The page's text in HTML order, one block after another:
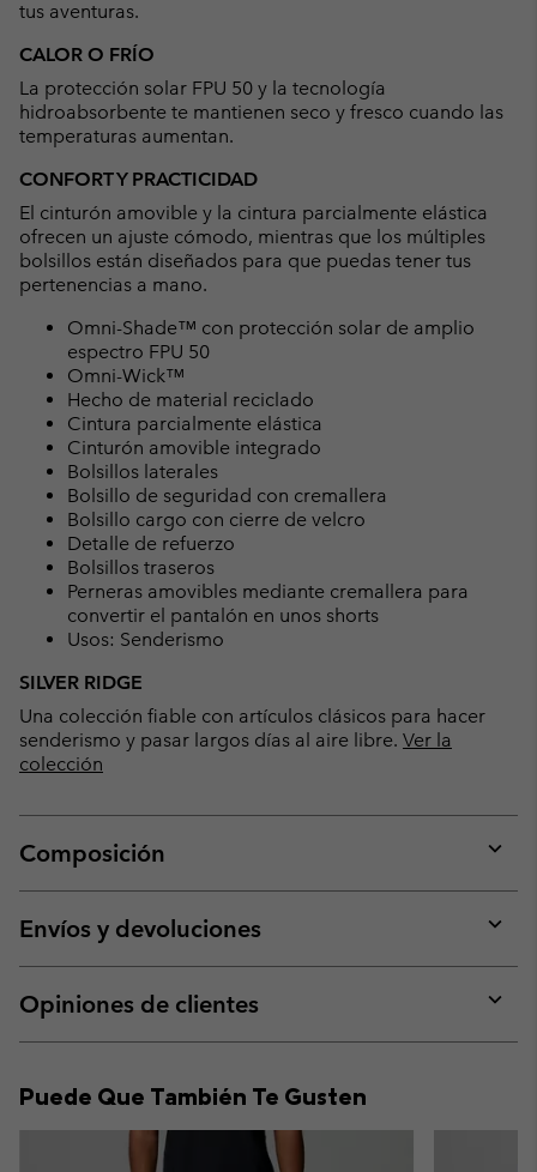
tus aventuras.
CALOR O FRÍO
La protección solar FPU 50 y la tecnología
hidroabsorbente te mantienen seco y fresco cuando las
temperaturas aumentan.
CONFORT Y PRACTICIDAD
El cinturón amovible y la cintura parcialmente elástica
ofrecen un ajuste cómodo, mientras que los múltiples
bolsillos están diseñados para que puedas tener tus
pertenencias a mano.
Omni-Shade™ con protección solar de amplio
espectro FPU 50
Omni-Wick™
Hecho de material reciclado
Cintura parcialmente elástica
Cinturón amovible integrado
Bolsillos laterales
Bolsillo de seguridad con cremallera
Bolsillo cargo con cierre de velcro
Detalle de refuerzo
Bolsillos traseros
Perneras amovibles mediante cremallera para
convertir el pantalón en unos shorts
Usos: Senderismo
SILVER RIDGE
Una colección fiable con artículos clásicos para hacer
senderismo y pasar largos días al aire libre. Ver la
colección
Composición
or
Envíos y devoluciones
or
Opiniones de clientes
or
Puede Que También Te Gusten